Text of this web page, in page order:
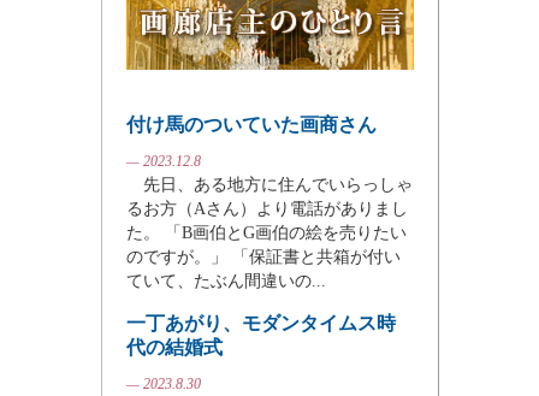
付け馬のついていた画商さん
— 2023.12.8
先日、ある地方に住んでいらっしゃ
るお方（Aさん）より電話がありまし
た。 「B画伯とG画伯の絵を売りたい
のですが。」 「保証書と共箱が付い
ていて、たぶん間違いの...
一丁あがり、モダンタイムス時
代の結婚式
— 2023.8.30